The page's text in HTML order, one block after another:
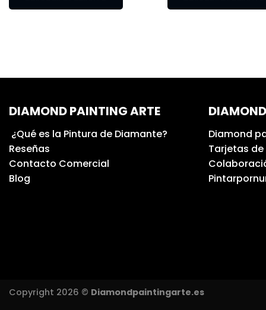
DIAMOND PAINTING ARTE
¿Qué es la Pintura de Diamante?
Reseñas
Contacto Comercial
Blog
Diamond
Tarjetas de
Copyright 2026 © Diamondpaintingarte.es